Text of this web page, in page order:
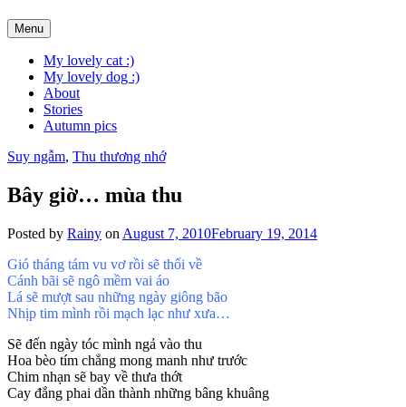
Skip
to
content
Menu
My lovely cat :)
My lovely dog :)
About
Stories
Autumn pics
Suy ngẫm, Thu thương nhớ
Bây giờ… mùa thu
Posted by Rainy on August 7, 2010February 19, 2014
Gió tháng tám vu vơ rồi sẽ thổi về
Cánh bãi sẽ ngô mềm vai áo
Lá sẽ mượt sau những ngày giông bão
Nhịp tim mình rồi mạch lạc như xưa…
Sẽ đến ngày tóc mình ngả vào thu
Hoa bèo tím chẳng mong manh như trước
Chim nhạn sẽ bay về thưa thớt
Cay đắng phai dần thành những bâng khuâng